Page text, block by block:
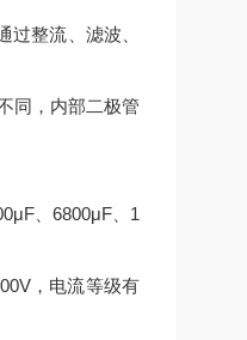
整流、滤波、
同，内部二极管
、6800μF、1
，电流等级有